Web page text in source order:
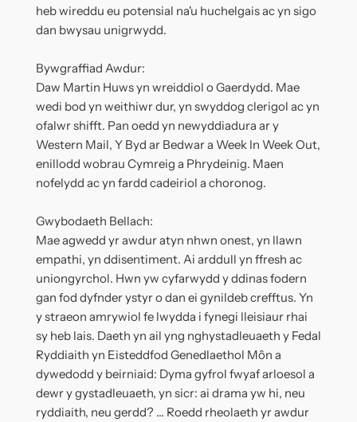
heb wireddu eu potensial na'u huchelgais ac yn sigo
dan bwysau unigrwydd.
Bywgraffiad Awdur:
Daw Martin Huws yn wreiddiol o Gaerdydd. Mae
wedi bod yn weithiwr dur, yn swyddog clerigol ac yn
ofalwr shifft. Pan oedd yn newyddiadura ar y
Western Mail, Y Byd ar Bedwar a Week In Week Out,
enillodd wobrau Cymreig a Phrydeinig. Maen
nofelydd ac yn fardd cadeiriol a choronog.
Gwybodaeth Bellach:
Mae agwedd yr awdur atyn nhwn onest, yn llawn
empathi, yn ddisentiment. Ai arddull yn ffresh ac
uniongyrchol. Hwn yw cyfarwydd y ddinas fodern
gan fod dyfnder ystyr o dan ei gynildeb crefftus. Yn
y straeon amrywiol fe lwydda i fynegi lleisiaur rhai
sy heb lais. Daeth yn ail yng nghystadleuaeth y Fedal
Ryddiaith yn Eisteddfod Genedlaethol Môn a
dywedodd y beirniaid: Dyma gyfrol fwyaf arloesol a
dewr y gystadleuaeth, yn sicr: ai drama yw hi, neu
ryddiaith, neu gerdd? ... Roedd rheolaeth yr awdur